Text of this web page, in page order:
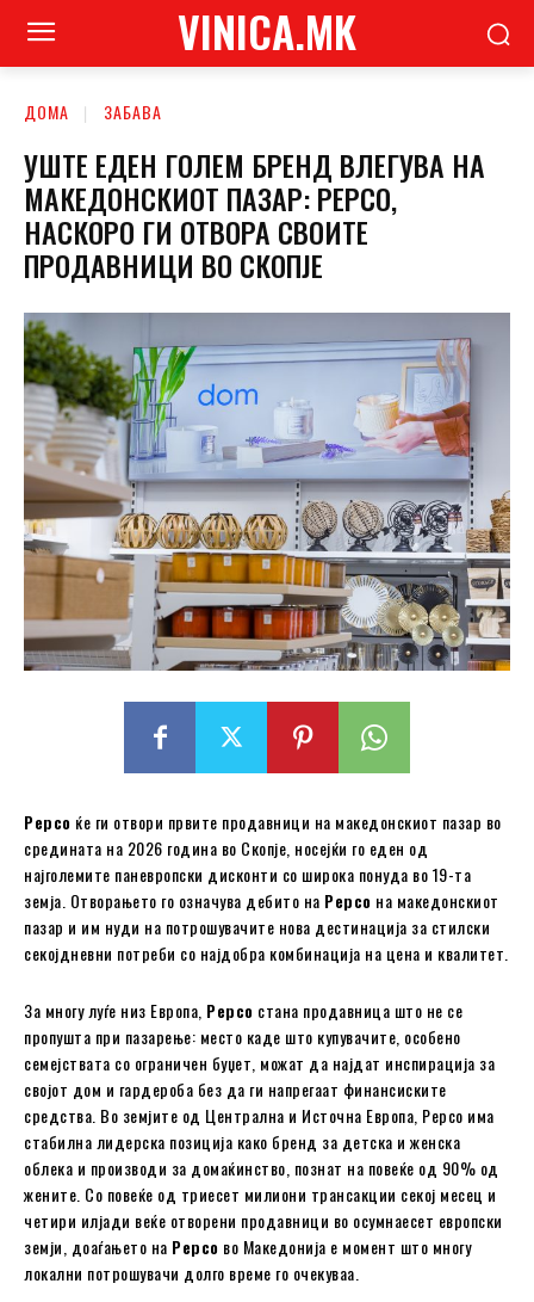
VINICA.MK
ДОМА ЗАБАВА
УШТЕ ЕДЕН ГОЛЕМ БРЕНД ВЛЕГУВА НА
МАКЕДОНСКИОТ ПАЗАР: PEPCO,
НАСКОРО ГИ ОТВОРА СВОИТЕ
ПРОДАВНИЦИ ВО СКОПЈЕ
Pepco ќе ги отвори првите продавници на македонскиот пазар во
средината на 2026 година во Скопје, носејќи го еден од
најголемите паневропски дисконти со широка понуда во 19-та
земја. Отворањето го означува дебито на Pepco на македонскиот
пазар и им нуди на потрошувачите нова дестинација за стилски
секојдневни потреби со најдобра комбинација на цена и квалитет.
За многу луѓе низ Европа, Pepco стана продавница што не се
пропушта при пазарење: место каде што купувачите, особено
семејствата со ограничен буџет, можат да најдат инспирација за
својот дом и гардероба без да ги напрегаат финансиските
средства. Во земјите од Централна и Источна Европа, Pepco има
стабилна лидерска позиција како бренд за детска и женска
облека и производи за домаќинство, познат на повеќе од 90% од
жените. Со повеќе од триесет милиони трансакции секој месец и
четири илјади веќе отворени продавници во осумнаесет европски
земји, доаѓањето на Pepco во Македонија е момент што многу
локални потрошувачи долго време го очекуваа.